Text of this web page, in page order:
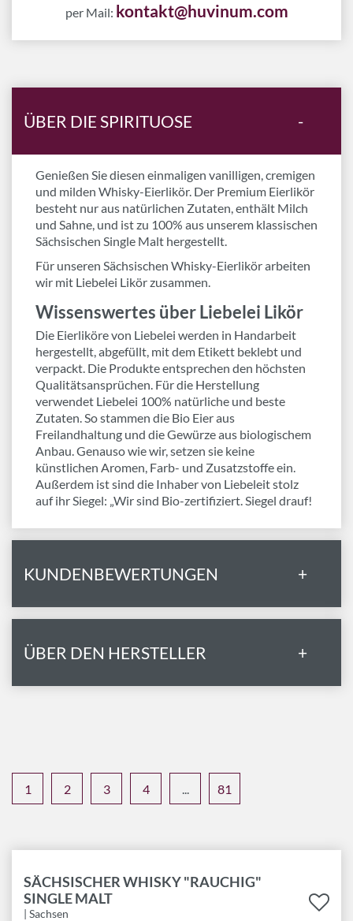
per Mail: kontakt@huvinum.com
ÜBER DIE SPIRITUOSE -
Genießen Sie diesen einmaligen vanilligen, cremigen
und milden Whisky-Eierlikör. Der Premium Eierlikör
besteht nur aus natürlichen Zutaten, enthält Milch
und Sahne, und ist zu 100% aus unserem klassischen
Sächsischen Single Malt hergestellt.
Für unseren Sächsischen Whisky-Eierlikör arbeiten
wir mit Liebelei Likör zusammen.
Wissenswertes über Liebelei Likör
Die Eierliköre von Liebelei werden in Handarbeit
hergestellt, abgefüllt, mit dem Etikett beklebt und
verpackt. Die Produkte entsprechen den höchsten
Qualitätsansprüchen. Für die Herstellung
verwendet Liebelei 100% natürliche und beste
Zutaten. So stammen die Bio Eier aus
Freilandhaltung und die Gewürze aus biologischem
Anbau. Genauso wie wir, setzen sie keine
künstlichen Aromen, Farb- und Zusatzstoffe ein.
Außerdem ist sind die Inhaber von Liebeleit stolz
auf ihr Siegel: „Wir sind Bio-zertifiziert. Siegel drauf!
KUNDENBEWERTUNGEN +
ÜBER DEN HERSTELLER +
1 2 3 4 ... 81
SÄCHSISCHER WHISKY "RAUCHIG"
SINGLE MALT
| Sachsen